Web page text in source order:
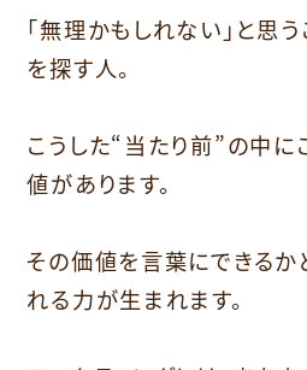
「無理かもしれない」と思
を探す人。
こうした“当たり前”の中に
値があります。
その価値を言葉にできるか
れる力が生まれます。